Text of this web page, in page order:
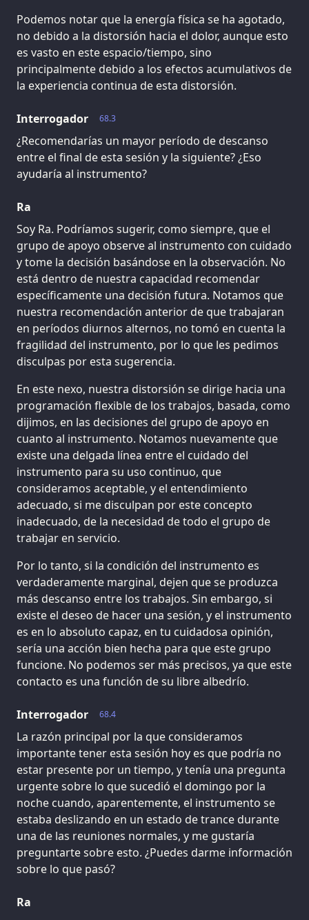
Podemos notar que la energía física se ha agotado,
no debido a la distorsión hacia el dolor, aunque esto
es vasto en este espacio/tiempo, sino
principalmente debido a los efectos acumulativos de
la experiencia continua de esta distorsión.
68.3
Interrogador
¿Recomendarías un mayor período de descanso
entre el final de esta sesión y la siguiente? ¿Eso
ayudaría al instrumento?
Ra
Soy Ra. Podríamos sugerir, como siempre, que el
grupo de apoyo observe al instrumento con cuidado
y tome la decisión basándose en la observación. No
está dentro de nuestra capacidad recomendar
específicamente una decisión futura. Notamos que
nuestra recomendación anterior de que trabajaran
en períodos diurnos alternos, no tomó en cuenta la
fragilidad del instrumento, por lo que les pedimos
disculpas por esta sugerencia.
En este nexo, nuestra distorsión se dirige hacia una
programación flexible de los trabajos, basada, como
dijimos, en las decisiones del grupo de apoyo en
cuanto al instrumento. Notamos nuevamente que
existe una delgada línea entre el cuidado del
instrumento para su uso continuo, que
consideramos aceptable, y el entendimiento
adecuado, si me disculpan por este concepto
inadecuado, de la necesidad de todo el grupo de
trabajar en servicio.
Por lo tanto, si la condición del instrumento es
verdaderamente marginal, dejen que se produzca
más descanso entre los trabajos. Sin embargo, si
existe el deseo de hacer una sesión, y el instrumento
es en lo absoluto capaz, en tu cuidadosa opinión,
sería una acción bien hecha para que este grupo
funcione. No podemos ser más precisos, ya que este
contacto es una función de su libre albedrío.
68.4
Interrogador
La razón principal por la que consideramos
importante tener esta sesión hoy es que podría no
estar presente por un tiempo, y tenía una pregunta
urgente sobre lo que sucedió el domingo por la
noche cuando, aparentemente, el instrumento se
estaba deslizando en un estado de trance durante
una de las reuniones normales, y me gustaría
preguntarte sobre esto. ¿Puedes darme información
sobre lo que pasó?
Ra